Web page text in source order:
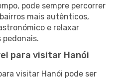
pode sempre percorrer
mais autênticos,
e relaxar
pedonais.
para visitar Hanói
visitar Hanói pode ser